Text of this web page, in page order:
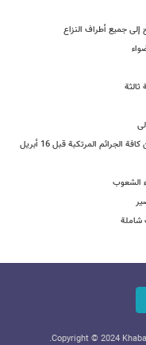
جمیع أطراف النزاع
المرتکبة قبل 16 أبریل
الشعوب
شاملة
Copyright © 2024